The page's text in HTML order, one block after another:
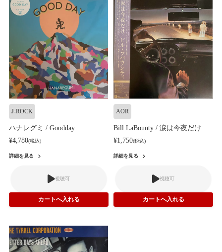
J-ROCK
ハナレグミ / Goodday
¥4,780(税込)
詳細を見る
視聴可
AOR
Bill LaBounty / 涙は今夜だけ
¥1,750(税込)
詳細を見る
視聴可